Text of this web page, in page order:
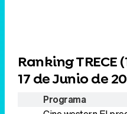
Ranking TRECE (
17 de Junio de
Programa